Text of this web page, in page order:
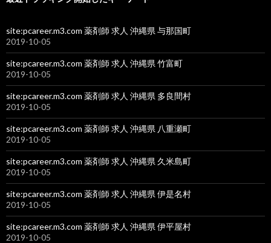
site:pcareer.m3.com 薬剤師 求人 沖縄県 与那国町
2019-10-05
site:pcareer.m3.com 薬剤師 求人 沖縄県 竹富町
2019-10-05
site:pcareer.m3.com 薬剤師 求人 沖縄県 多良間村
2019-10-05
site:pcareer.m3.com 薬剤師 求人 沖縄県 八重瀬町
2019-10-05
site:pcareer.m3.com 薬剤師 求人 沖縄県 久米島町
2019-10-05
site:pcareer.m3.com 薬剤師 求人 沖縄県 伊是名村
2019-10-05
site:pcareer.m3.com 薬剤師 求人 沖縄県 伊平屋村
2019-10-05